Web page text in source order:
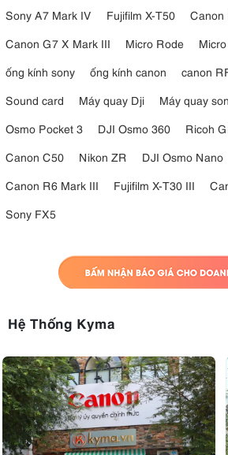
Sony A7 Mark IV
Fujifilm X-T50
Canon
Canon G7 X Mark III
Micro Rode
ống kính sony
ống kính canon
canon
Sound card
Máy quay Dji Máy quay
Osmo Pocket 3
DJI Osmo 360 Ricoh
Canon C50
Nikon ZR DJI Osmo Nano
Canon R6 Mark III
Fujifilm X-T30 III
Sony FX5
Hệ Thống Kyma